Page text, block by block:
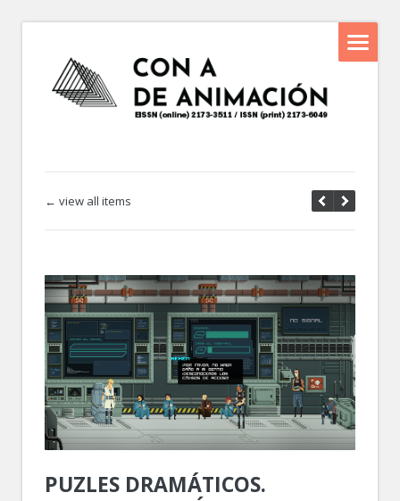
← view all items
PUZLES DRAMÁTICOS.